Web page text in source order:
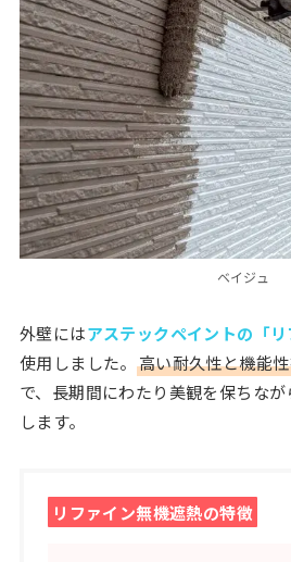
ベイジュ
外壁にはアステックペイントの「リ
使用しました。 高い耐久性と機能
で、長期間にわたり美観を保ちな
します。
リファイン無機遮熱の特徴